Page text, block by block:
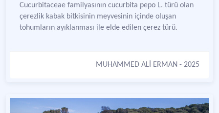
Cucurbitaceae familyasının cucurbita pepo L. türü olan
çerezlik kabak bitkisinin meyvesinin içinde oluşan
tohumların ayıklanması ile elde edilen çerez türü.
MUHAMMED ALİ ERMAN - 2025